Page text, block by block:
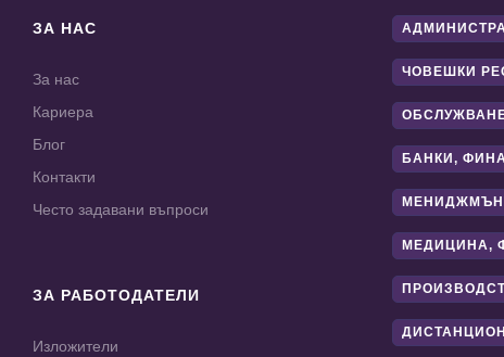
ЗА НАС
За нас
Кариера
Блог
Контакти
Често задавани въпроси
ЗА РАБОТОДАТЕЛИ
Изложители
ЧОВЕШКИ
БАНКИ,
МЕДИЦИНА,